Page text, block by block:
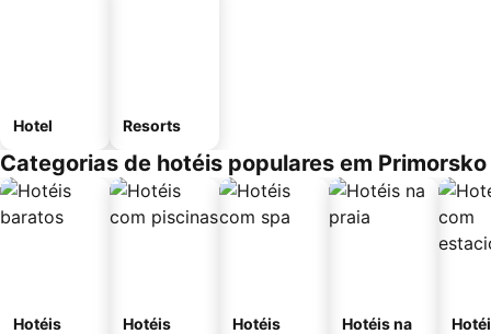
Hotel Resorts
Categorias de hotéis populares em Primorsko
Hotéis
Hotéis
Hotéis
Hotéis na